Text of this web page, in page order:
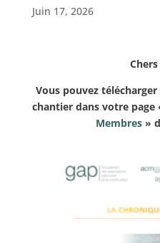
Juin 17, 2026
Vous pouvez
chantier dans votre page
Membres »